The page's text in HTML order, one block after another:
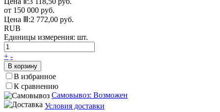
от 150 000 руб.
Цена Ⅲ:2 772,00 руб.
RUB
Единицы измерения: шт.
+ -
В корзину
В избранное
К сравнению
Самовывоз: Возможен
Условия доставки